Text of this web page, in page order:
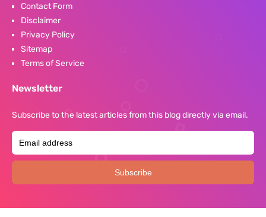
Contact Form
Disclaimer
Privacy Policy
Sitemap
Terms of Service
Newsletter
Subscribe to the latest articles from this blog directly via email.